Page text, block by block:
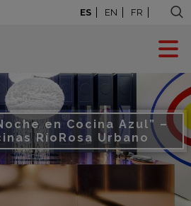
ES EN FR
en Cocina Azul” –
Río Rosa Urbano